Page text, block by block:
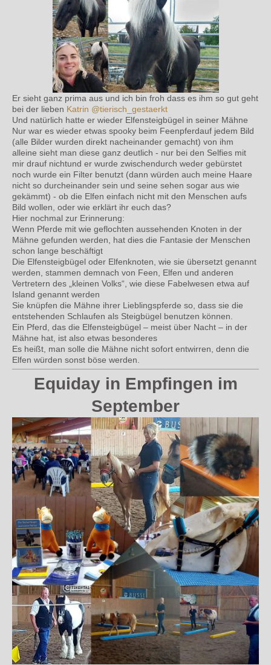
Er sieht ganz prima aus und ich bin froh dass es ihm so gut geht
bei der lieben Katrin @tierisch_gestaerkt
Und natürlich hatte er wieder Elfensteigbügel in seiner Mähne
Nur war es wieder etwas spooky beim Feenpferdauf jedem Bild
(alle Bilder wurden direkt nacheinander gemacht) von ihm
alleine sieht man diese ganz deutlich - nur bei den Selfies mit
mir drauf nichtund er wurde zwischendurch weder gebürstet
noch wurde ein Filter benutzt (dann würden auch meine Haare
nicht so durcheinander sein und seine sehen sogar aus wie
gekämmt) - ob die Elfen einfach nicht mit den Menschen aufs
Bild wollen, oder wie erklärt ihr euch das?
Hier nochmal zur Erinnerung:
Wenn Pferde mit wie geflochten aussehenden Knoten in der
Mähne gefunden werden, hat dies die Fantasie der Menschen
schon lange beschäftigt
Die Elfensteigbügel oder Elfenknoten, wie sie übersetzt genannt
werden, stammen demnach von Feen, Elfen und anderen
Vertretern des „kleinen Volks“, wie diese Fabelwesen etwa auf
Island genannt werden
Sie knüpfen die Mähne ihrer Lieblingspferde so, dass sie die
entstehenden Schlaufen als Steigbügel benutzen können.
Ein Pferd, das die Elfensteigbügel – meist über Nacht – in der
Mähne hat, ist also etwas besonderes
Es heißt, man solle die Mähne nicht sofort entwirren, denn die
Elfen würden sonst böse werden.
Equiday in Empfingen im
September